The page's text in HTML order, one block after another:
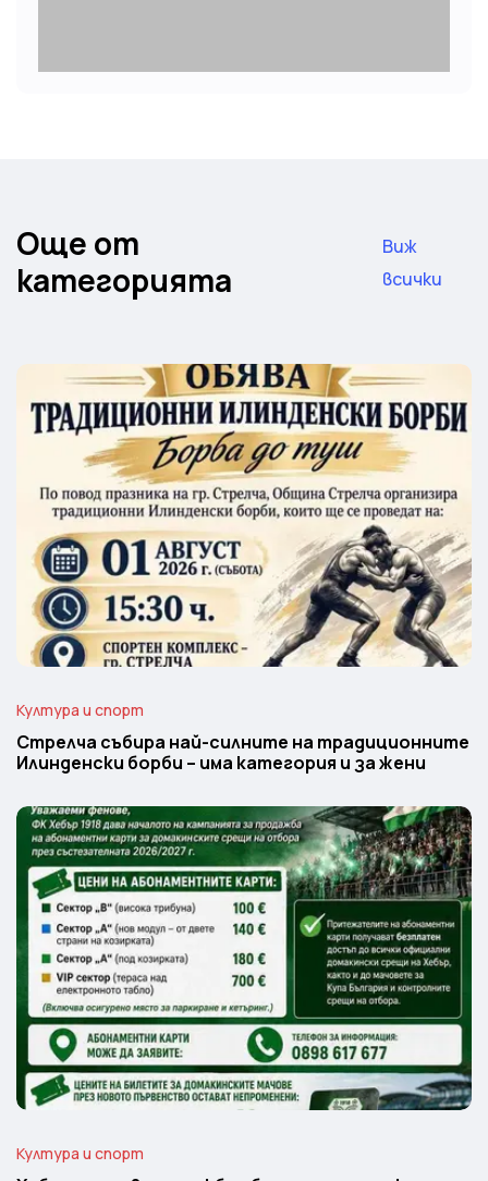
Още от
категорията
Виж
всички
Култура и спорт
Стрелча събира най-силните на традиционните
Илинденски борби – има категория и за жени
Култура и спорт